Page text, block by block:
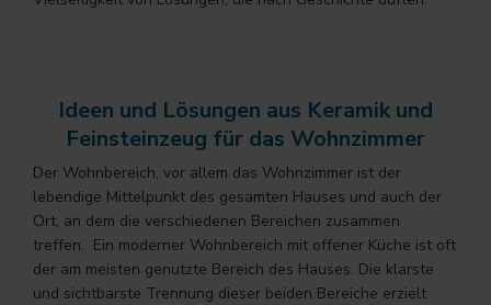
Ideen und Lösungen aus Keramik und
Feinsteinzeug für das Wohnzimmer
Der Wohnbereich, vor allem das Wohnzimmer ist der
lebendige Mittelpunkt des gesamten Hauses und auch der
Ort, an dem die verschiedenen Bereichen zusammen
treffen. Ein moderner Wohnbereich mit offener Küche ist oft
der am meisten genutzte Bereich des Hauses. Die klarste
und sichtbarste Trennung dieser beiden Bereiche erzielt